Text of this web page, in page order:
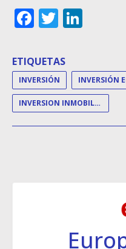
Facebook
Twitter
ETIQUETAS
INVERSIÓN
INVERSION INMOBILIARIA